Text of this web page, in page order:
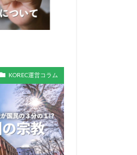
KOREC運営コラム